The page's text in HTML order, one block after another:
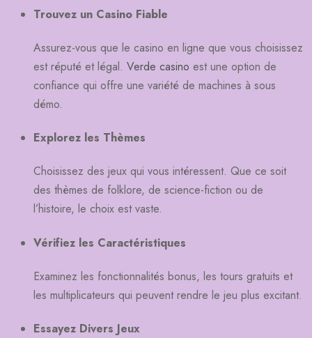
Trouvez un Casino Fiable
Assurez-vous que le casino en ligne que vous choisissez
est réputé et légal. Verde casino est une option de
confiance qui offre une variété de machines à sous
démo.
Explorez les Thèmes
Choisissez des jeux qui vous intéressent. Que ce soit
des thèmes de folklore, de science-fiction ou de
l’histoire, le choix est vaste.
Vérifiez les Caractéristiques
Examinez les fonctionnalités bonus, les tours gratuits et
les multiplicateurs qui peuvent rendre le jeu plus excitant.
Essayez Divers Jeux